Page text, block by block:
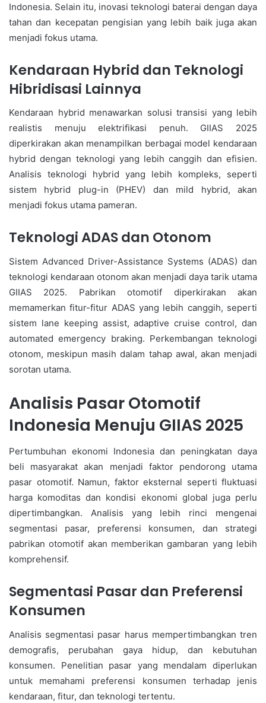
Indonesia. Selain itu, inovasi teknologi baterai dengan daya
tahan dan kecepatan pengisian yang lebih baik juga akan
menjadi fokus utama.
Kendaraan Hybrid dan Teknologi
Hibridisasi Lainnya
Kendaraan hybrid menawarkan solusi transisi yang lebih
realistis menuju elektrifikasi penuh. GIIAS 2025
diperkirakan akan menampilkan berbagai model kendaraan
hybrid dengan teknologi yang lebih canggih dan efisien.
Analisis teknologi hybrid yang lebih kompleks, seperti
sistem hybrid plug-in (PHEV) dan mild hybrid, akan
menjadi fokus utama pameran.
Teknologi ADAS dan Otonom
Sistem Advanced Driver-Assistance Systems (ADAS) dan
teknologi kendaraan otonom akan menjadi daya tarik utama
GIIAS 2025. Pabrikan otomotif diperkirakan akan
memamerkan fitur-fitur ADAS yang lebih canggih, seperti
sistem lane keeping assist, adaptive cruise control, dan
automated emergency braking. Perkembangan teknologi
otonom, meskipun masih dalam tahap awal, akan menjadi
sorotan utama.
Analisis Pasar Otomotif
Indonesia Menuju GIIAS 2025
Pertumbuhan ekonomi Indonesia dan peningkatan daya
beli masyarakat akan menjadi faktor pendorong utama
pasar otomotif. Namun, faktor eksternal seperti fluktuasi
harga komoditas dan kondisi ekonomi global juga perlu
dipertimbangkan. Analisis yang lebih rinci mengenai
segmentasi pasar, preferensi konsumen, dan strategi
pabrikan otomotif akan memberikan gambaran yang lebih
komprehensif.
Segmentasi Pasar dan Preferensi
Konsumen
Analisis segmentasi pasar harus mempertimbangkan tren
demografis, perubahan gaya hidup, dan kebutuhan
konsumen. Penelitian pasar yang mendalam diperlukan
untuk memahami preferensi konsumen terhadap jenis
kendaraan, fitur, dan teknologi tertentu.